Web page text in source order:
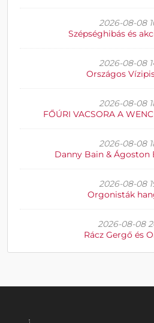
2026-08-08
Szépséghibás és
2026-08-08
Országos
2026-08-08
FŐÚRI VACSORA A
2026-08-08
Danny Bain & Ágoston
2026-08-08
Orgonisták
2026-08-08
Rácz Gergő és